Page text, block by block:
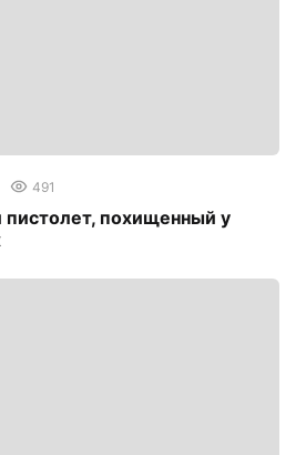
491
похищенный у